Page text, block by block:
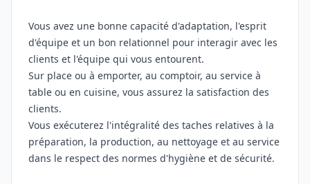
Vous avez une bonne capacité d'adaptation, l'esprit
d'équipe et un bon relationnel pour interagir avec les
clients et l'équipe qui vous entourent.
Sur place ou à emporter, au comptoir, au service à
table ou en cuisine, vous assurez la satisfaction des
clients.
Vous exécuterez l'intégralité des taches relatives à la
préparation, la production, au nettoyage et au service
dans le respect des normes d'hygiène et de sécurité.